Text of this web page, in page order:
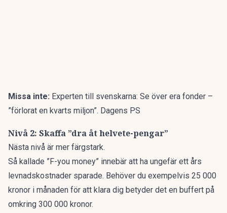
Missa inte: Experten till svenskarna: Se över era fonder –
”förlorat en kvarts miljon”. Dagens PS
Nivå 2: Skaffa ”dra åt helvete-pengar”
Nästa nivå är mer färgstark.
Så kallade ”F-you money” innebär att ha ungefär ett års
levnadskostnader sparade. Behöver du exempelvis 25 000
kronor i månaden för att klara dig betyder det en buffert på
omkring 300 000 kronor.